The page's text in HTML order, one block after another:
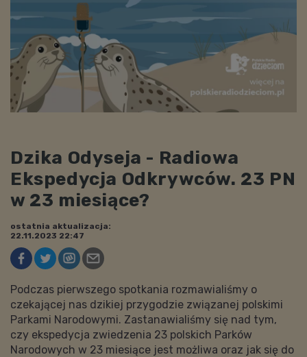
Dzika Odyseja - Radiowa
Ekspedycja Odkrywców. 23 PN
w 23 miesiące?
ostatnia aktualizacja:
22.11.2023 22:47
Podczas pierwszego spotkania rozmawialiśmy o
czekającej nas dzikiej przygodzie związanej polskimi
Parkami Narodowymi. Zastanawialiśmy się nad tym,
czy ekspedycja zwiedzenia 23 polskich Parków
Narodowych w 23 miesiące jest możliwa oraz jak się do